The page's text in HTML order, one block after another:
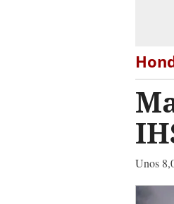
Unos